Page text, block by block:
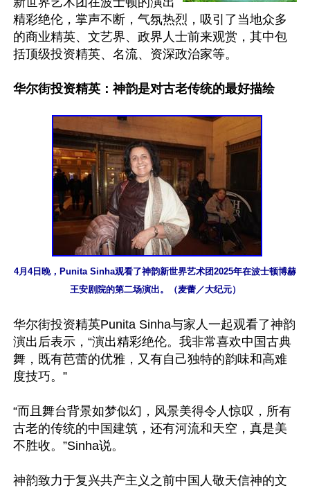
精彩绝伦，掌声不断，气氛热烈，吸引了当地众多
的商业精英、文艺界、政界人士前来观赏，其中包
括顶级投资精英、名流、资深政治家等。
华尔街投资精英：神韵是对古老传统的最好描绘
4月4日晚，Punita Sinha观看了神韵新世界艺术团2025年在波士顿博赫
王安剧院的第二场演出。（麦蕾／大纪元）
华尔街投资精英Punita Sinha与家人一起观看了神韵
演出后表示，“演出精彩绝伦。我非常喜欢中国古典
舞，既有芭蕾的优雅，又有自己独特的韵味和高难
度技巧。”
“而且舞台背景如梦似幻，风景美得令人惊叹，所有
古老的传统的中国建筑，还有河流和天空，真是美
不胜收。”Sinha说。
神韵致力于复兴共产主义之前中国人敬天信神的文